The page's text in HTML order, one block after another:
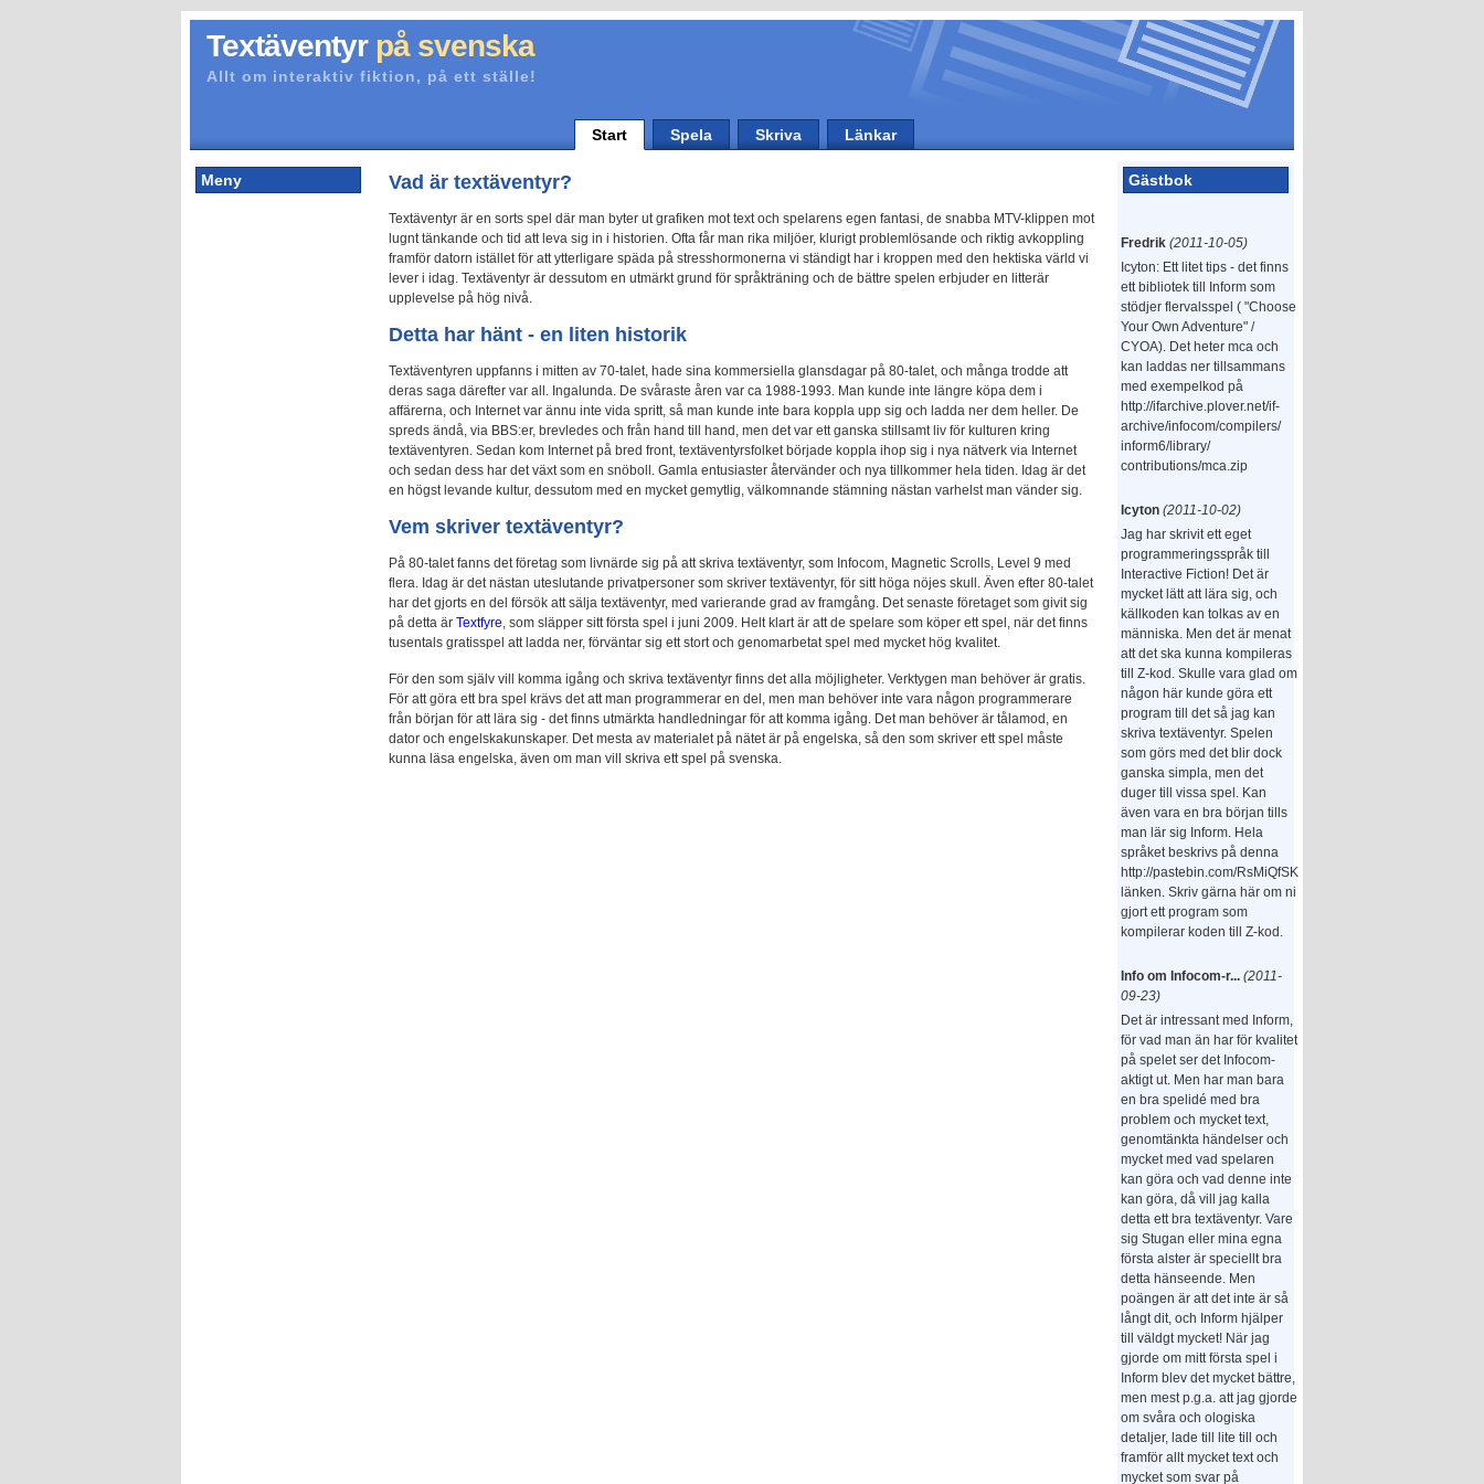
Textäventyrpå svenska
Allt om interaktiv fiktion, på ett ställe!
Start Spela Skriva Länkar
Meny Gästbok
Fredrik (2011-10-05)
Icyton: Ett litet tips - det finns
ett bibliotek till Inform som
stödjer flervalsspel ( "Choose
Your Own Adventure" /
CYOA). Det heter mca och
kan laddas ner tillsammans
med exempelkod på
http://ifarchive.plover.net/if-
archive/infocom/compilers/
inform6/library/
contributions/mca.zip
Icyton (2011-10-02)
Jag har skrivit ett eget
programmeringsspråk till
Interactive Fiction! Det är
mycket lätt att lära sig, och
källkoden kan tolkas av en
människa. Men det är menat
att det ska kunna kompileras
till Z-kod. Skulle vara glad om
någon här kunde göra ett
program till det så jag kan
skriva textäventyr. Spelen
som görs med det blir dock
ganska simpla, men det
duger till vissa spel. Kan
även vara en bra början tills
man lär sig Inform. Hela
språket beskrivs på denna
http://pastebin.com/RsMiQfSK
länken. Skriv gärna här om ni
gjort ett program som
kompilerar koden till Z-kod.
Info om Infocom-r... (2011-
09-23)
Det är intressant med Inform,
för vad man än har för kvalitet
på spelet ser det Infocom-
aktigt ut. Men har man bara
en bra spelidé med bra
problem och mycket text,
genomtänkta händelser och
mycket med vad spelaren
kan göra och vad denne inte
kan göra, då vill jag kalla
detta ett bra textäventyr. Vare
sig Stugan eller mina egna
första alster är speciellt bra
detta hänseende. Men
poängen är att det inte är så
långt dit, och Inform hjälper
till väldgt mycket! När jag
gjorde om mitt första spel i
Inform blev det mycket bättre,
men mest p.g.a. att jag gjorde
om svåra och ologiska
detaljer, lade till lite till och
framför allt mycket text och
mycket som svar på
Vad är textäventyr?
Textäventyr är en sorts spel där man byter ut grafiken mot text och spelarens egen fantasi, de snabba MTV-klippen mot
lugnt tänkande och tid att leva sig in i historien. Ofta får man rika miljöer, klurigt problemlösande och riktig avkoppling
framför datorn istället för att ytterligare späda på stresshormonerna vi ständigt har i kroppen med den hektiska värld vi
lever i idag. Textäventyr är dessutom en utmärkt grund för språkträning och de bättre spelen erbjuder en litterär
upplevelse på hög nivå.
Detta har hänt - en liten historik
Textäventyren uppfanns i mitten av 70-talet, hade sina kommersiella glansdagar på 80-talet, och många trodde att
deras saga därefter var all. Ingalunda. De svåraste åren var ca 1988-1993. Man kunde inte längre köpa dem i
affärerna, och Internet var ännu inte vida spritt, så man kunde inte bara koppla upp sig och ladda ner dem heller. De
spreds ändå, via BBS:er, brevledes och från hand till hand, men det var ett ganska stillsamt liv för kulturen kring
textäventyren. Sedan kom Internet på bred front, textäventyrsfolket började koppla ihop sig i nya nätverk via Internet
och sedan dess har det växt som en snöboll. Gamla entusiaster återvänder och nya tillkommer hela tiden. Idag är det
en högst levande kultur, dessutom med en mycket gemytlig, välkomnande stämning nästan varhelst man vänder sig.
Vem skriver textäventyr?
På 80-talet fanns det företag som livnärde sig på att skriva textäventyr, som Infocom, Magnetic Scrolls, Level 9 med
flera. Idag är det nästan uteslutande privatpersoner som skriver textäventyr, för sitt höga nöjes skull. Även efter 80-talet
har det gjorts en del försök att sälja textäventyr, med varierande grad av framgång. Det senaste företaget som givit sig
på detta är Textfyre, som släpper sitt första spel i juni 2009. Helt klart är att de spelare som köper ett spel, när det finns
tusentals gratisspel att ladda ner, förväntar sig ett stort och genomarbetat spel med mycket hög kvalitet.
För den som själv vill komma igång och skriva textäventyr finns det alla möjligheter. Verktygen man behöver är gratis.
För att göra ett bra spel krävs det att man programmerar en del, men man behöver inte vara någon programmerare
från början för att lära sig - det finns utmärkta handledningar för att komma igång. Det man behöver är tålamod, en
dator och engelskakunskaper. Det mesta av materialet på nätet är på engelska, så den som skriver ett spel måste
kunna läsa engelska, även om man vill skriva ett spel på svenska.